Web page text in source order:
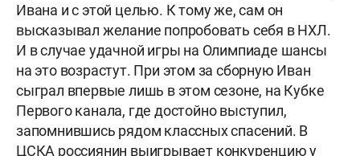
Ивана и с этой целью. К тому же, сам он
высказывал желание попробовать себя в НХЛ.
И в случае удачной игры на Олимпиаде шансы
на это возрастут. При этом за сборную Иван
сыграл впервые лишь в этом сезоне, на Кубке
Первого канала, где достойно выступил,
запомнившись рядом классных спасений. В
ЦСКА россиянин выигрывает конкуренцию у